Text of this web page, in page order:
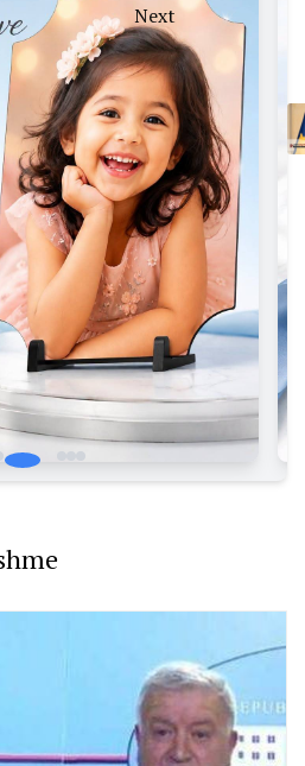
Next
Harris u
shkruan
shqiptarëve
tre ditë para
zgjedhjeve:
Do të
vazhdojmë
mbështetjen
për Kosovën